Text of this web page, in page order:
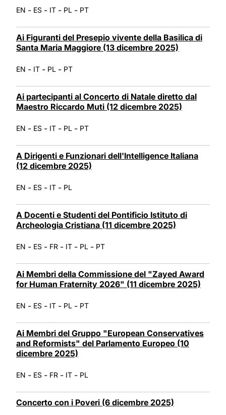
EN - ES - IT - PL - PT
Ai Figuranti del Presepio vivente della Basilica di
Santa Maria Maggiore (13 dicembre 2025)
EN - IT - PL - PT
Ai partecipanti al Concerto di Natale diretto dal
Maestro Riccardo Muti (12 dicembre 2025)
EN - ES - IT - PL - PT
A Dirigenti e Funzionari dell'Intelligence Italiana
(12 dicembre 2025)
EN - ES - IT - PL
A Docenti e Studenti del Pontificio Istituto di
Archeologia Cristiana (11 dicembre 2025)
EN - ES - FR - IT - PL - PT
Ai Membri della Commissione del "Zayed Award
for Human Fraternity 2026" (11 dicembre 2025)
EN - ES - IT - PL - PT
Ai Membri del Gruppo "European Conservatives
and Reformists" del Parlamento Europeo (10
dicembre 2025)
EN - ES - FR - IT - PL
Concerto con i Poveri (6 dicembre 2025)